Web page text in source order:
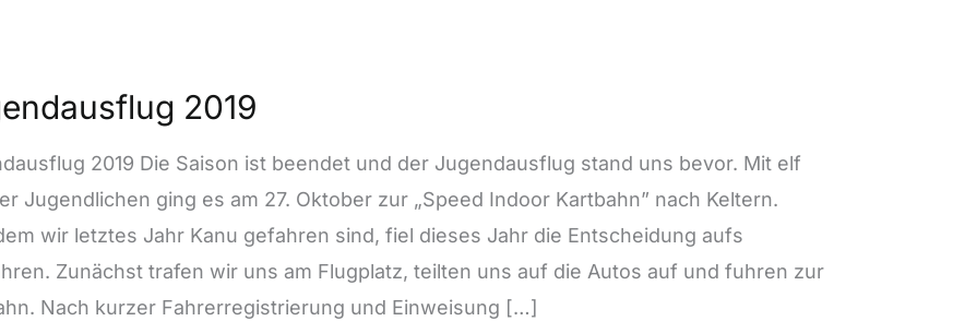
2019
2019 Die Saison ist beendet und der Jugendausflug stand uns bevor. Mit elf
Jugendlichen ging es am 27. Oktober zur „Speed Indoor Kartbahn” nach Keltern.
wir letztes Jahr Kanu gefahren sind, fiel dieses Jahr die Entscheidung aufs
Zunächst trafen wir uns am Flugplatz, teilten uns auf die Autos auf und fuhren zur
Nach kurzer Fahrerregistrierung und Einweisung […]